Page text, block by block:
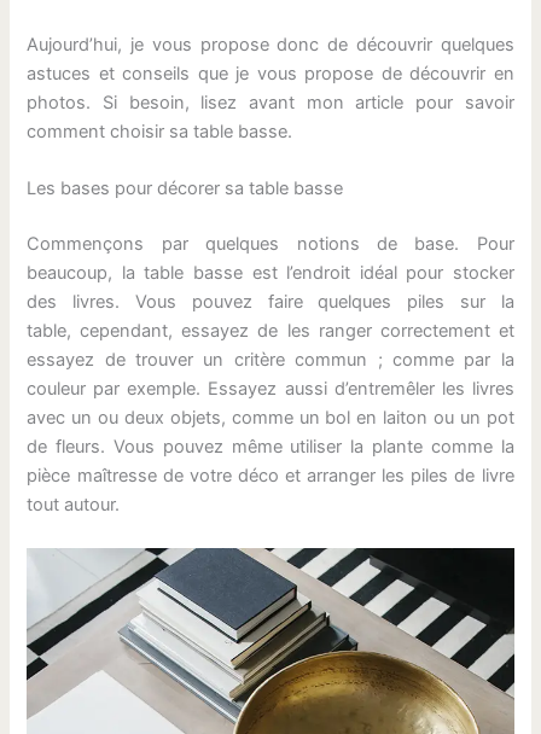
Aujourd’hui, je vous propose donc de découvrir quelques
astuces et conseils que je vous propose de découvrir en
photos. Si besoin, lisez avant mon article pour savoir
comment choisir sa table basse.
Les bases pour décorer sa table basse
Commençons par quelques notions de base. Pour
beaucoup, la table basse est l’endroit idéal pour stocker
des livres. Vous pouvez faire quelques piles sur la
table, cependant, essayez de les ranger correctement et
essayez de trouver un critère commun ; comme par la
couleur par exemple. Essayez aussi d’entremêler les livres
avec un ou deux objets, comme un bol en laiton ou un pot
de fleurs. Vous pouvez même utiliser la plante comme la
pièce maîtresse de votre déco et arranger les piles de livre
tout autour.